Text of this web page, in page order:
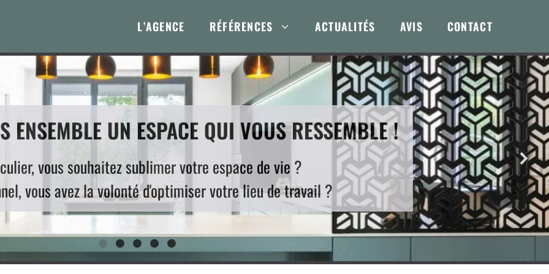
L’AGENCE RÉFÉRENCES ACTUALITÉS AVIS CONTACT
ENSEMBLE UN ESPACE QUI VOUS RESSEMBLE !
vous souhaitez sublimer votre espace de vie ?
vous avez la volonté d'optimiser votre lieu de travail ?